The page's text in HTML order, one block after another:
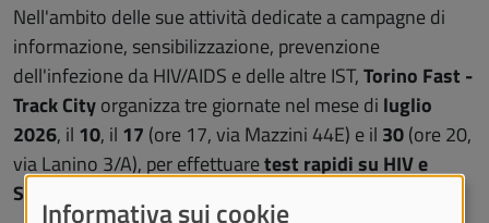
Nell'ambito delle sue attività dedicate a campagne di
informazione, sensibilizzazione, prevenzione
dell'infezione da HIV/AIDS e delle altre IST,Torino Fast -
Track Cityorganizza tre giornate nel mese di luglio
2026, il 10, il 17 (ore 17, via Mazzini 44E) e il 30(ore 20,
via Lanino 3/A), per effettuaretest rapidi su HIV e
Sifilide
Informativa sui cookie